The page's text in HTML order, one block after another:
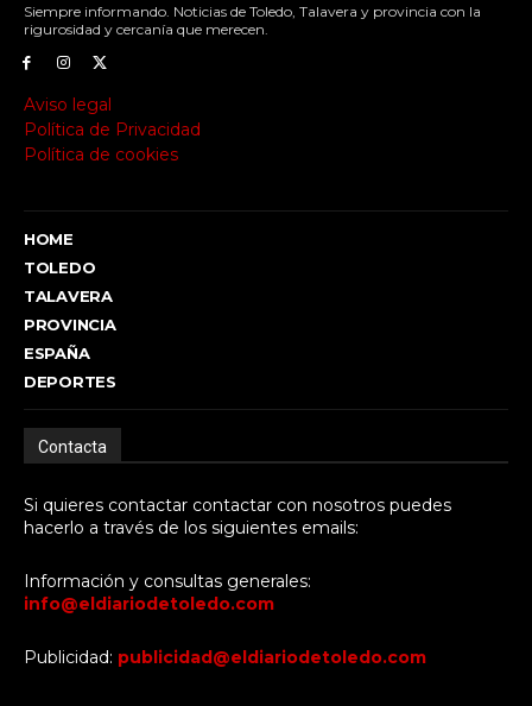
Siempre informando. Noticias de Toledo, Talavera y provincia con la
rigurosidad y cercanía que merecen.
Aviso legal
Política de Privacidad
Política de cookies
HOME
TOLEDO
TALAVERA
PROVINCIA
ESPAÑA
DEPORTES
Contacta
Si quieres contactar contactar con nosotros puedes
hacerlo a través de los siguientes emails:
Información y consultas generales:
info@eldiariodetoledo.com
Publicidad: publicidad@eldiariodetoledo.com